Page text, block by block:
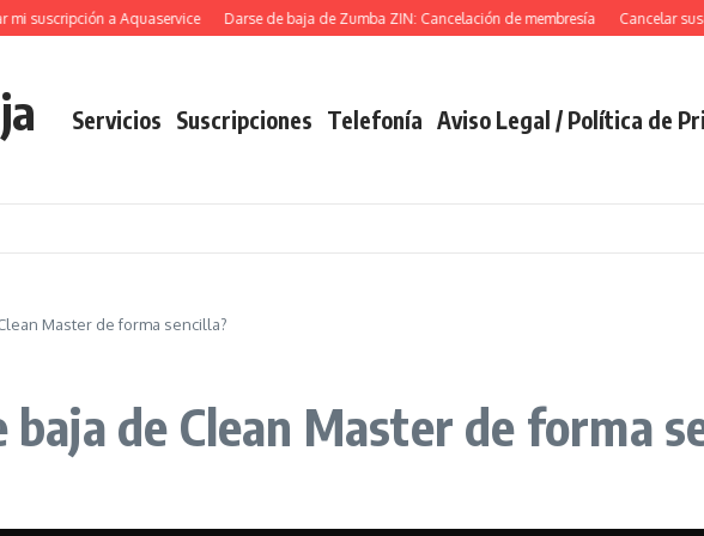
suscripción a Aquaservice Darse de baja de Zumba ZIN: Cancelación de membresía Cancelar
Servicios Suscripciones Telefonía Aviso Legal / Política de
Master de forma sencilla?
baja de Clean Master de forma